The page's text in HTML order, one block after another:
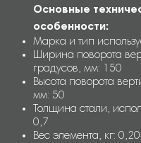
Основные
особенности:
Марка и тип
Ширина поворота
градусов, мм: 150
Высота поворота
мм: 50
Толщина стали,
0,7
Вес элемента, кг: